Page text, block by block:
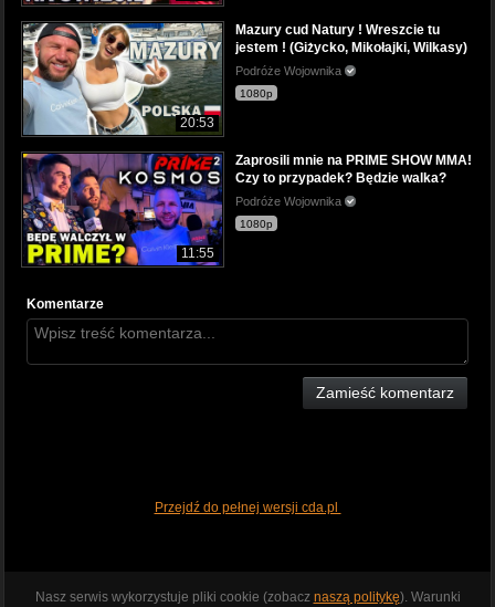
20:53
Mazury cud Natury ! Wreszcie tu
jestem ! (Giżycko, Mikołajki, Wilkasy)
Podróże Wojownika
1080p
11:55
Zaprosili mnie na PRIME SHOW MMA!
Czy to przypadek? Będzie walka?
Podróże Wojownika
1080p
Komentarze
Zamieść komentarz
Przejdź do pełnej wersji cda.pl
Nasz serwis wykorzystuje pliki cookie (zobacz naszą politykę). Warunki